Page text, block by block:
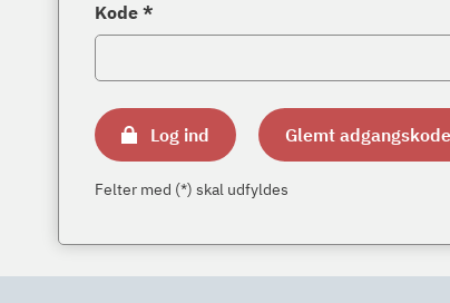
Kode *
Log ind Glemt
Felter med (*) skal udfyldes